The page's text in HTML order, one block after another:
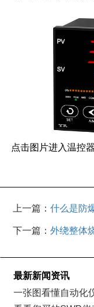
点击图片进入温控
上一篇：什么是防
下一篇：外绕整体
最新新闻资讯
一张图看懂自动化